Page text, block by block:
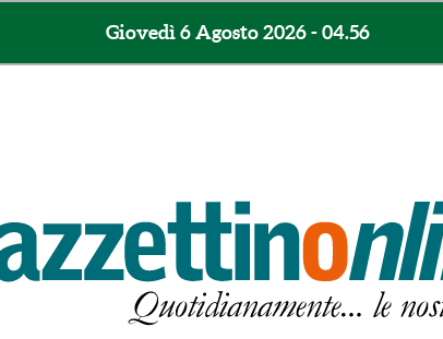
Giovedì 6 Agosto 2026 - 04.56